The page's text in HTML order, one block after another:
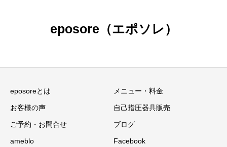
eposore（エポソレ）
eposoreとは メニュー・料金
お客様の声 自己指圧器具販売
ご予約・お問合せ ブログ
ameblo Facebook